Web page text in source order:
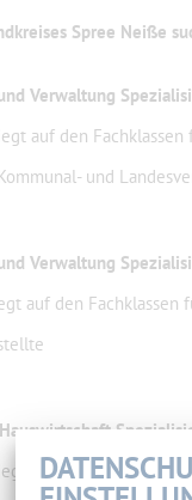
Spree Neiße
Verwaltung
auf den Fachklassen
und
Verwaltung
auf den Fachklassen
auf den Fachklassen